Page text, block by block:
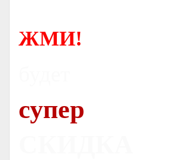
ЖМИ!
супер